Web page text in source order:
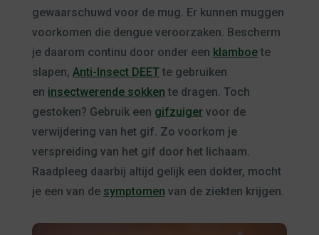
gewaarschuwd voor de mug. Er kunnen muggen
voorkomen die dengue veroorzaken. Bescherm
je daarom continu door onder een klamboete
slapen, Anti-Insect DEETte gebruiken
en insectwerende sokken te dragen. Toch
gestoken? Gebruik een gifzuigervoor de
verwijdering van het gif. Zo voorkom je
verspreiding van het gif door het lichaam.
Raadpleeg daarbij altijd gelijk een dokter, mocht
je een van de symptomen van de ziekten krijgen.